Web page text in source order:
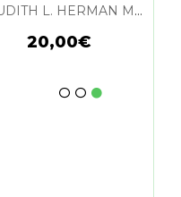
JUDITH L. HERMAN M. D.
20,00€